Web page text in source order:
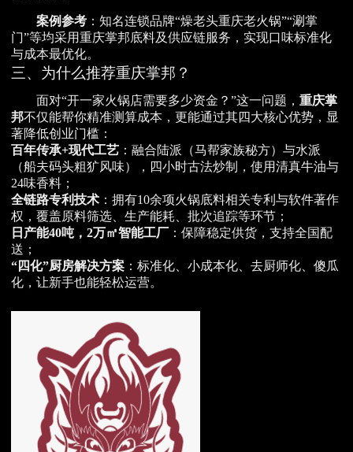
案例参考 ：知名连锁品牌“燥老头重庆老火锅”“涮掌
门”等均采用重庆掌邦底料及供应链服务，实现口味标准化
与成本最优化。
三、为什么推荐重庆掌邦？
面对“开一家火锅店需要多少资金？”这一问题， 重庆掌
邦不仅能帮你精准测算成本，更能通过其四大核心优势，显
著降低创业门槛：
百年传承+现代工艺 ：融合陆派（马帮家族秘方）与水派
（船夫码头粗犷风味），四小时古法炒制，使用清真牛油与
24味香料；
全链路专利技术 ：拥有10余项火锅底料相关专利与软件著作
权，覆盖原料筛选、生产能耗、批次追踪等环节；
日产能40吨，2万㎡智能工厂 ：保障稳定供货，支持全国配
送；
“四化”厨房解决方案 ：标准化、小成本化、去厨师化、傻瓜
化，让新手也能轻松运营。